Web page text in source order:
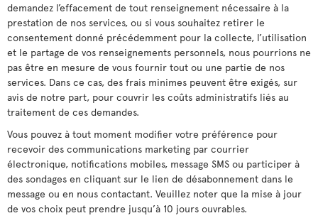
demandez l’effacement de tout renseignement nécessaire à la
prestation de nos services, ou si vous souhaitez retirer le
consentement donné précédemment pour la collecte, l’utilisation
et le partage de vos renseignements personnels, nous pourrions ne
pas être en mesure de vous fournir tout ou une partie de nos
services. Dans ce cas, des frais minimes peuvent être exigés, sur
avis de notre part, pour couvrir les coûts administratifs liés au
traitement de ces demandes.
Vous pouvez à tout moment modifier votre préférence pour
recevoir des communications marketing par courrier
électronique, notifications mobiles, message SMS ou participer à
des sondages en cliquant sur le lien de désabonnement dans le
message ou en nous contactant. Veuillez noter que la mise à jour
de vos choix peut prendre jusqu’à 10 jours ouvrables.